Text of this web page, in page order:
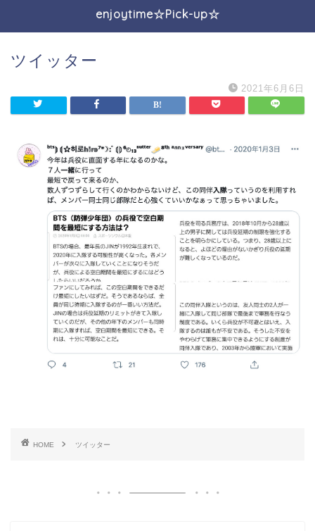
enjoytime☆Pick-up☆
ツイッター
2021年6月6日
HOME ツイッター